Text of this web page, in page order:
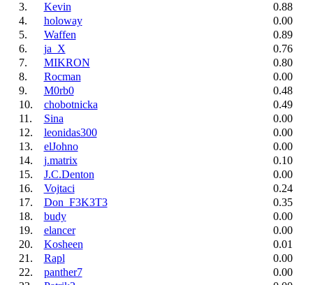
3.
Kevin
0.88
4.
holoway
0.00
5.
Waffen
0.89
6.
ja_X
0.76
7.
MIKRON
0.80
8.
Rocman
0.00
9.
M0rb0
0.48
10.
chobotnicka
0.49
11.
Sina
0.00
12.
leonidas300
0.00
13.
elJohno
0.00
14.
j.matrix
0.10
15.
J.C.Denton
0.00
16.
Vojtaci
0.24
17.
Don_F3K3T3
0.35
18.
budy
0.00
19.
elancer
0.00
20.
Kosheen
0.01
21.
Rapl
0.00
22.
panther7
0.00